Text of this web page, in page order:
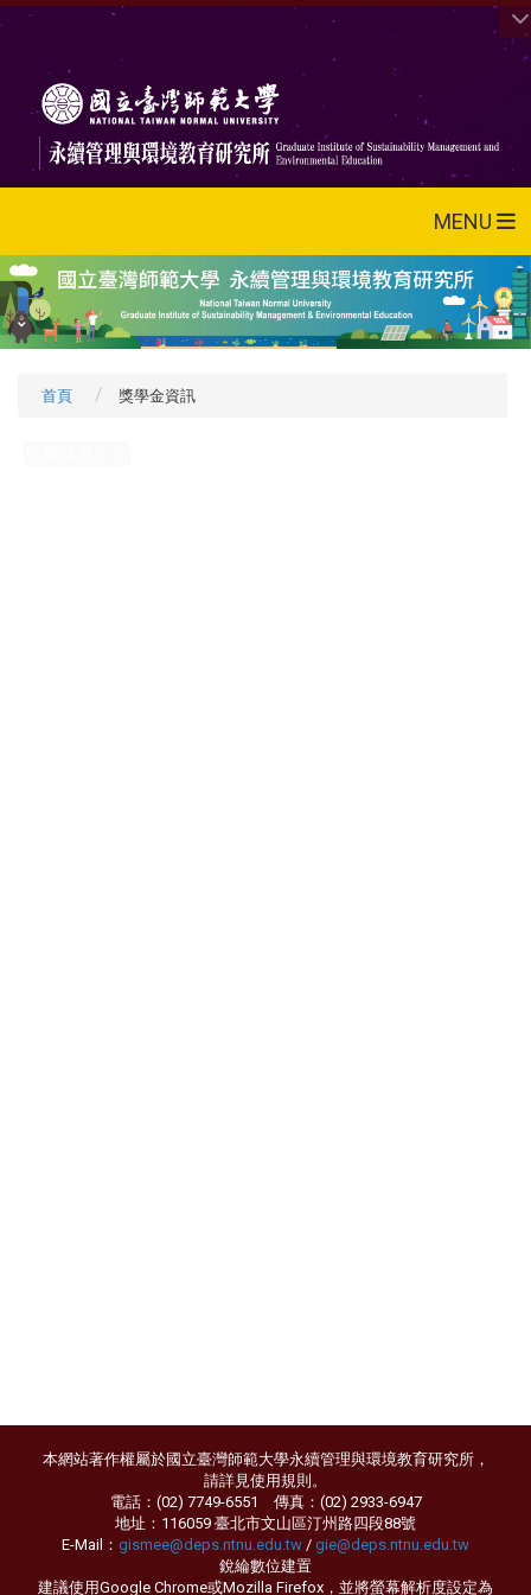
MENU
首頁 獎學金資訊
本網站著作權屬於國立臺灣師範大學永續管理與環境教育研究所，
請詳見使用規則 。
電話：(02) 7749-6551 傳真：(02) 2933-6947
地址：116059 臺北市文山區汀州路四段88號
E-Mail： gismee@deps.ntnu.edu.tw / gie@deps.ntnu.edu.tw
銳綸數位建置
建議使用Google Chrome或Mozilla Firefox，並將螢幕解析度設定為